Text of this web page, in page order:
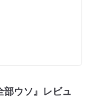
部ウソ』レビュ